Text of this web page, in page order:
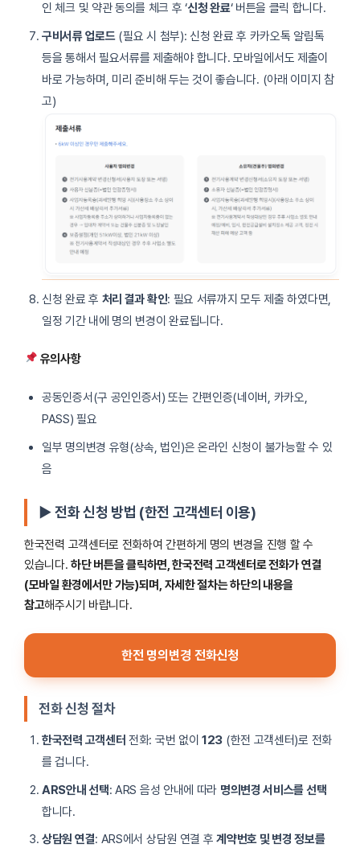
인 체크 및 약관 동의를 체크 후 ‘신청 완료‘ 버튼을 클릭 합니다.
구비서류 업로드(필요 시 첨부): 신청 완료 후 카카오톡 알림톡
등을 통해서 필요서류를 제출해야 합니다. 모바일에서도 제출이
바로 가능하며, 미리 준비해 두는 것이 좋습니다. (아래 이미지 참
고)
신청 완료 후 처리 결과 확인: 필요 서류까지 모두 제출 하였다면,
일정 기간 내에 명의 변경이 완료됩니다.
유의사항
공동인증서(구 공인인증서) 또는 간편인증(네이버, 카카오,
PASS) 필요
일부 명의변경 유형(상속, 법인)은 온라인 신청이 불가능할 수 있
음
▶ 전화 신청 방법 (한전 고객센터 이용)
한국전력 고객센터로 전화하여 간편하게 명의 변경을 진행 할 수
있습니다.하단 버튼을 클릭하면, 한국전력 고객센터로 전화가 연결
(모바일 환경에서만 가능)되며, 자세한 절차는 하단의 내용을
참고해주시기 바랍니다.
한전 명의변경 전화신청
전화 신청 절차
한국전력 고객센터 전화: 국번 없이123 (한전 고객센터)로 전화
를 겁니다.
ARS안내 선택: ARS 음성 안내에 따라 명의변경 서비스를 선택
합니다.
상담원 연결: ARS에서 상담원 연결 후계약번호 및 변경 정보를